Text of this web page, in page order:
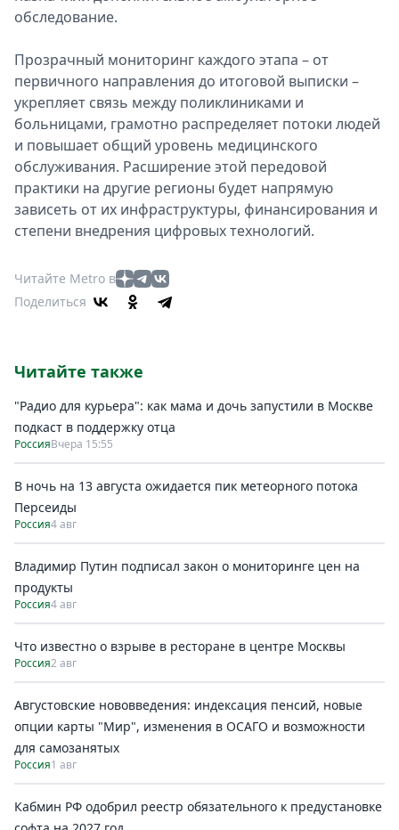
обследование.
Прозрачный мониторинг каждого этапа – от
первичного направления до итоговой выписки –
укрепляет связь между поликлиниками и
больницами, грамотно распределяет потоки людей
и повышает общий уровень медицинского
обслуживания. Расширение этой передовой
практики на другие регионы будет напрямую
зависеть от их инфраструктуры, финансирования и
степени внедрения цифровых технологий.
Читайте Metro в
Поделиться
Читайте также
"Радио для курьера": как мама и дочь запустили в Москве
подкаст в поддержку отца
РоссияВчера 15:55
В ночь на 13 августа ожидается пик метеорного потока
Персеиды
Россия4 авг
Владимир Путин подписал закон о мониторинге цен на
продукты
Россия4 авг
Что известно о взрыве в ресторане в центре Москвы
Россия2 авг
Августовские нововведения: индексация пенсий, новые
опции карты "Мир", изменения в ОСАГО и возможности
для самозанятых
Россия1 авг
Кабмин РФ одобрил реестр обязательного к предустановке